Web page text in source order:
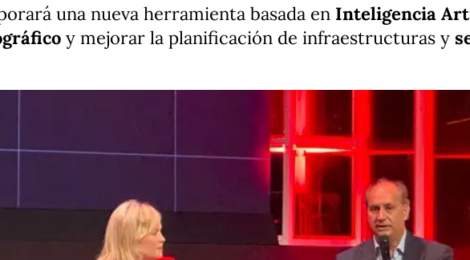
una nueva herramienta basada en Inteligencia
y mejorar la planificación de infraestructuras y